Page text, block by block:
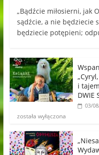
„Bądźcie miłosierni, jak
sądźcie, a nie będziecie
będziecie potępieni;
i
DWIE
03/
została wyłączona